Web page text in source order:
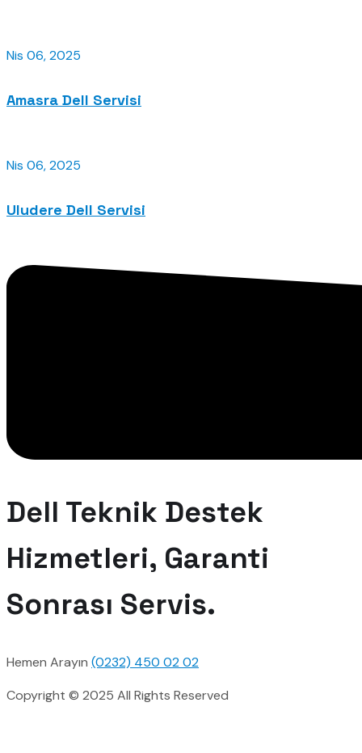
Nis 06, 2025
Amasra Dell Servisi
Nis 06, 2025
Uludere Dell Servisi
Dell Teknik Destek
Hizmetleri, Garanti
Sonrası Servis.
Hemen Arayın (0232) 450 02 02
Copyright © 2025 All Rights Reserved